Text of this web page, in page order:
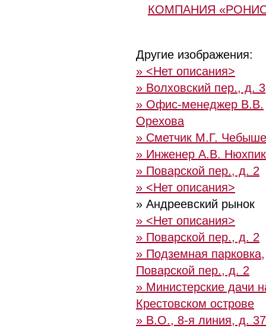
КОМПАНИЯ
Другие изображения:
» <Нет описания>
» Волховский пер., д. 3
» Офис-менеджер В.В.
Орехова
» Сметчик М.Г.
» Инженер А.В.
» Поварской пер., д. 2
» <Нет описания>
» Андреевский рынок
» <Нет описания>
» Поварской пер., д. 2
» Подземная парковка,
Поварской пер., д. 2
» Министерские дачи
Крестовском острове
» В.О., 8-я линия, д. 37